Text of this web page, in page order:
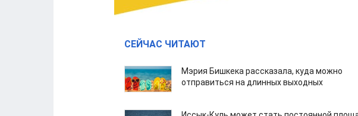
СЕЙЧАС ЧИТАЮТ
Мэрия Бишкека рассказала, куда можно
отправиться на длинных выходных